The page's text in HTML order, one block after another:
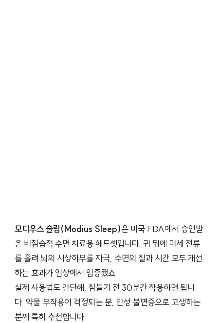
모디우스 슬립(Modius Sleep)은 미국 FDA에서 승인받
은 비침습적 수면 치료용 헤드셋입니다. 귀 뒤에 미세 전류
를 흘려 뇌의 시상하부를 자극, 수면의 질과 시간 모두 개선
하는 효과가 임상에서 입증됐죠.
실제 사용법도 간단해, 잠들기 전 30분간 착용하면 됩니
다. 약물 부작용이 걱정되는 분, 만성 불면증으로 고생하는
분께 특히 추천합니다.